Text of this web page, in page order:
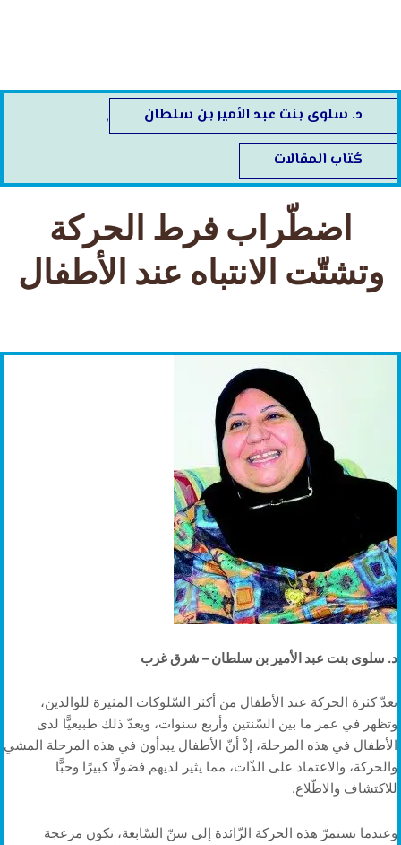
د. سلوى بنت عبد الأمير بن سلطان ,
كُتاب المقالات
اضطّراب فرط الحركة
وتشتّت الانتباه عند الأطفال
د. سلوى بنت عبد الأمير بن سلطان – شرق غرب
تعدّ كثرة الحركة عند الأطفال من أكثر السّلوكات المثيرة للوالدين،
وتظهر في عمر ما بين السّنتين وأربع سنوات، ويعدّ ذلك طبيعيًّا لدى
الأطفال في هذه المرحلة، إذْ أنّ الأطفال يبدأون في هذه المرحلة المشي
والحركة، والاعتماد على الذّات، مما يثير لديهم فضولًا كبيرًا وحبًّا
للاكتشاف والاطّلاع.
وعندما تستمرّ هذه الحركة الزّائدة إلى سنّ السّابعة، تكون مزعجة